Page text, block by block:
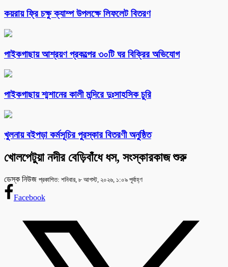
কয়রায় ফ্রি চক্ষু ক্যাম্প উপলক্ষে লিফলেট বিতরণ
পাইকগাছায় আশ্রয়ণ প্রকল্পের ৩০টি ঘর বিক্রির অভিযোগ
পাইকগাছায় শ্মশানের কালী মন্দিরে দুঃসাহসিক চুরি
খুলনায় বইপড়া কর্মসূচির পুরস্কার বিতরণী অনুষ্ঠিত
খোলপেটুয়া নদীর বেড়িবাঁধে ধস, সংস্কারকাজ শুরু
ডেস্ক নিউজ প্রকাশিত: শনিবার, ৮ আগস্ট, ২০২৬, ১:০৯ পূর্বাহ্ণ
Facebook